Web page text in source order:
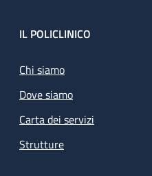
Footer
IL POLICLINICO
Chi siamo
Dove siamo
Carta dei servizi
Strutture